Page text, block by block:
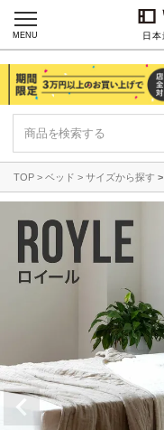
日
MENU
TOP ベッド サイズから探す